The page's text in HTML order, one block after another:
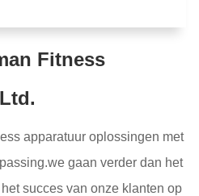
Fitness
apparatuur oplossingen met
gaan verder dan het
succes van onze klanten op